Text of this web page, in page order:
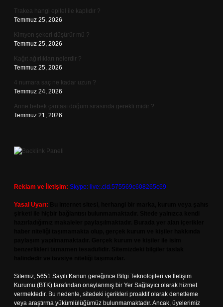
Trakea hangi epitel ile kaplıdır ?
Temmuz 25, 2026
Kimyon şekeri düşürür mü ?
Temmuz 25, 2026
Kağıt ağırlıkları nelerdir ?
Temmuz 25, 2026
4 numara saç ne kadar uzun ?
Temmuz 24, 2026
Anne bebek çantası doğum sırasında gerekli midir ?
Temmuz 21, 2026
Reklam ve İletişim: Skype: live:.cid.575569c608265c69
Yasal Uyarı:
Sitemiz, 5651 Sayılı Kanun gereğince Bilgi Teknolojileri ve İletişim
Kurumu (BTK) tarafından onaylanmış bir Yer Sağlayıcı olarak hizmet
vermektedir. Bu nedenle, sitedeki içerikleri proaktif olarak denetleme
veya araştırma yükümlülüğümüz bulunmamaktadır. Ancak, üyelerimiz